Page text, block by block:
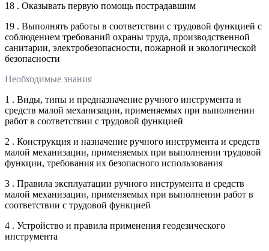
18 . Оказывать первую помощь пострадавшим
19 . Выполнять работы в соответствии с трудовой функцией с
соблюдением требований охраны труда, производственной
санитарии, электробезопасности, пожарной и экологической
безопасности
Необходимые знания
1 . Виды, типы и предназначение ручного инструмента и
средств малой механизации, применяемых при выполнении
работ в соответствии с трудовой функцией
2 . Конструкция и назначение ручного инструмента и средств
малой механизации, применяемых при выполнении трудовой
функции, требования их безопасного использования
3 . Правила эксплуатации ручного инструмента и средств
малой механизации, применяемых при выполнении работ в
соответствии с трудовой функцией
4 . Устройство и правила применения геодезического
инструмента